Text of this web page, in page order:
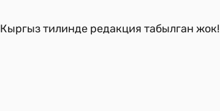
Кыргыз тилинде редакция табылган жок!